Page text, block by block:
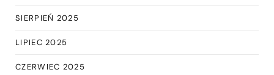
SIERPIEŃ 2025
LIPIEC 2025
CZERWIEC 2025